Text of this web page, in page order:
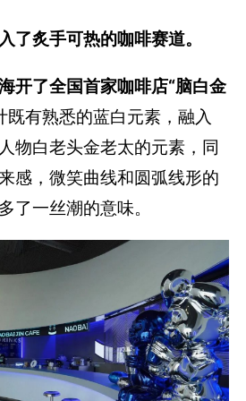
了炙手可热的咖啡赛道。
开了全国首家咖啡店“脑白金
既有熟悉的蓝白元素，融入
物白老头金老太的元素，同
感，微笑曲线和圆弧线形的
了一丝潮的意味。